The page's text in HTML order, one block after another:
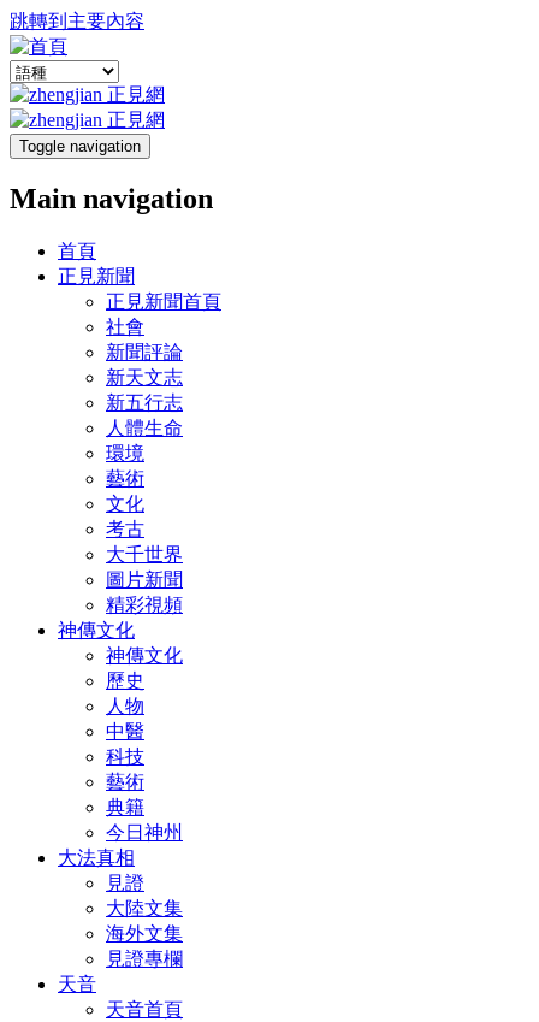
跳轉到主要內容
Toggle navigation
Main navigation
首頁
正見新聞
正見新聞首頁
社會
新聞評論
新天文志
新五行志
人體生命
環境
藝術
文化
考古
大千世界
圖片新聞
精彩視頻
神傳文化
神傳文化
歷史
人物
中醫
科技
藝術
典籍
今日神州
大法真相
見證
大陸文集
海外文集
見證專欄
天音
天音首頁